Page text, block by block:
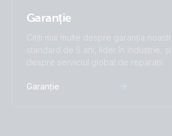
Garanție
Citiți mai multe despre garanția noastră
standard de 5 ani, lider în industrie, și
despre serviciul global de reparații.
Garanție